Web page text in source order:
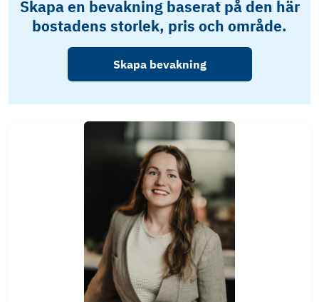
Skapa en bevakning baserat på den här
bostadens storlek, pris och område.
Skapa bevakning